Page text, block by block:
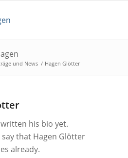
und News / Hagen Glötter
his bio yet.
that Hagen Glötter
already.